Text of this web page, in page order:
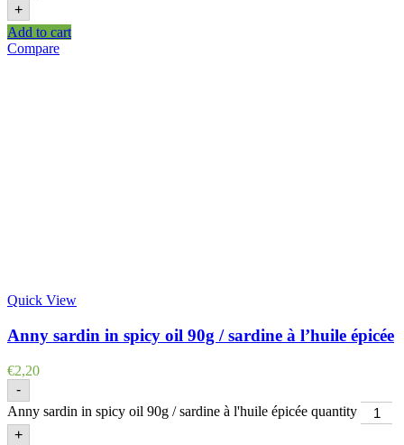
+
Add to cart
Compare
Quick View
Anny sardin in spicy oil 90g / sardine à l’huile épicée
€2,20
-
Anny sardin in spicy oil 90g / sardine à l'huile épicée quantity
+